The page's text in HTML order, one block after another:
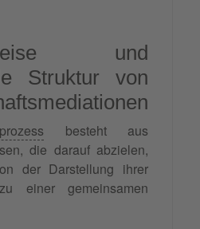
und
Struktur von
besteht aus
die darauf abzielen,
der Darstellung ihrer
einer gemeinsamen